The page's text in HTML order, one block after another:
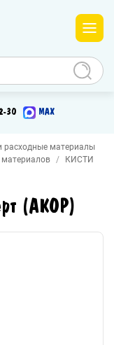
30 MAX
расходные материалы
материалов
КИСТИ
(АКОР)